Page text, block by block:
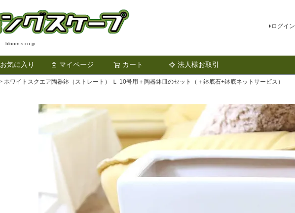
bloom-s.co.jp
ログイン
お気に入り マイページ カート 法人様お取引
検索
ホワイトスクエア陶器鉢（ストレート） Ｌ 10号用＋陶器鉢皿のセット（＋鉢底石+鉢底ネットサービス）